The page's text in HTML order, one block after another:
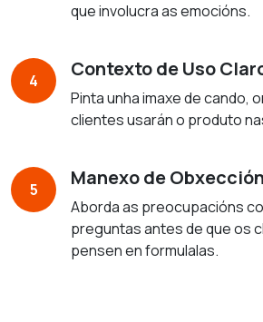
que involucra as emocións.
4 Contexto de Uso
Pinta unha imaxe de cando,
clientes usarán o produto
5 Manexo de
Aborda as preocupacións
preguntas antes de que os
pensen en formulalas.